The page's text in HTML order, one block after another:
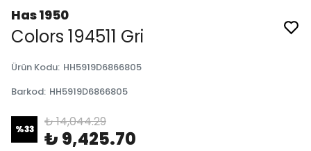
Has 1950
Colors 194511 Gri
Ürün Kodu: HH5919D6866805
Barkod: HH5919D6866805
%33 ₺ 14,044.29
₺ 9,425.70